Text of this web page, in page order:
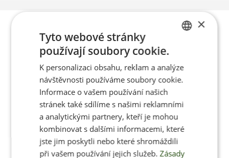
Poradíme vám s
výběrem
Po-Pá 8:00 – 17:00
Jan Pančocha
ENGLISH
×
Tyto webové stránky
používají soubory cookie.
K personalizaci obsahu, reklam a analýze
návštěvnosti používáme soubory cookie.
Informace o vašem používání našich
stránek také sdílíme s našimi reklamními
a analytickými partnery, kteří je mohou
kombinovat s dalšími informacemi, které
jste jim poskytli nebo které shromáždili
při vašem používání jejich služeb. Zásady